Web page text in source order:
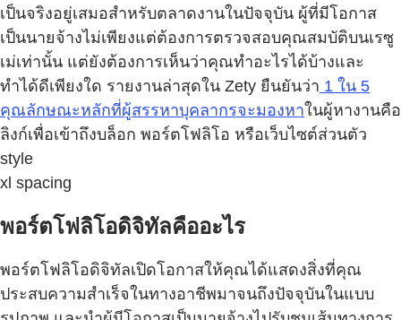
เป็นจริงอยู่เสมอสำหรับตลาดงานในปัจจุบัน ผู้ที่มีโอกาส
เป็นนายจ้างไม่เพียงแต่ต้องการตรวจสอบคุณสมบัติบนเรซู
เม่เท่านั้น แต่ยังต้องการเห็นว่าคุณทำอะไรได้บ้างและ
ทำได้ดีเพียงใด รายงานล่าสุดใน Zety ยืนยันว่า 1 ใน 5
คุณลักษณะหลักที่ผู้สรรหาบุคลากรจะมองหาในผู้หางานคือ
ลิงก์เพื่อเข้าถึงบล็อก พอร์ตโฟลิโอ หรือเว็บไซต์ส่วนตัว
style
xl spacing
พอร์ตโฟลิโอดิจิทัลคืออะไร
พอร์ตโฟลิโอดิจิทัลเปิดโอกาสให้คุณได้แสดงสิ่งที่คุณ
ประสบความสำเร็จในทางอาชีพมาจนถึงปัจจุบันในแบบ